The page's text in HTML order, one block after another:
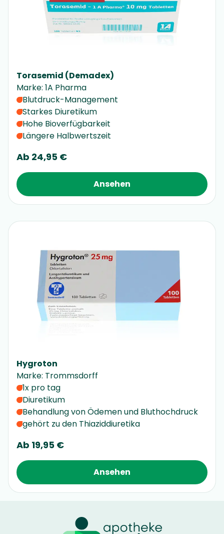
Torasemid (Demadex)
Marke: 1A Pharma
Blutdruck-Management
Starkes Diuretikum
Hohe Bioverfügbarkeit
Längere Halbwertszeit
Ab 24,95 €
Ansehen
Hygroton
Marke: Trommsdorff
1x pro tag
Diuretikum
Behandlung von Ödemen und Bluthochdruck
gehört zu den Thiaziddiuretika
Ab 19,95 €
Ansehen